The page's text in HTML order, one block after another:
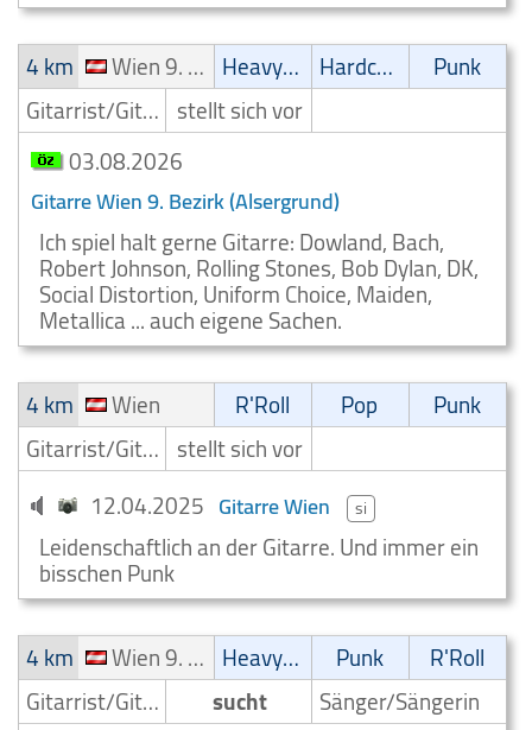
4 km
Wien 9. Bezirk (Alsergrund) Heavy-Metal Hardcore
Punk
Gitarrist/Gitarrenspieler stellt sich vor
03.08.2026
Gitarre Wien 9. Bezirk (Alsergrund)
Ich spiel halt gerne Gitarre: Dowland, Bach,
Robert Johnson, Rolling Stones, Bob Dylan, DK,
Social Distortion, Uniform Choice, Maiden,
Metallica ... auch eigene Sachen.
4 km
Wien R'Roll Pop
Punk
Gitarrist/Gitarrenspieler stellt sich vor
12.04.2025 Gitarre Wien si
Leidenschaftlich an der Gitarre. Und immer ein
bisschen Punk
4 km
Wien 9. Bezirk (Alsergrund) Heavy-Metal Punk
R'Roll
Gitarrist/Gitarrenspieler
sucht
Sänger/Sängerin